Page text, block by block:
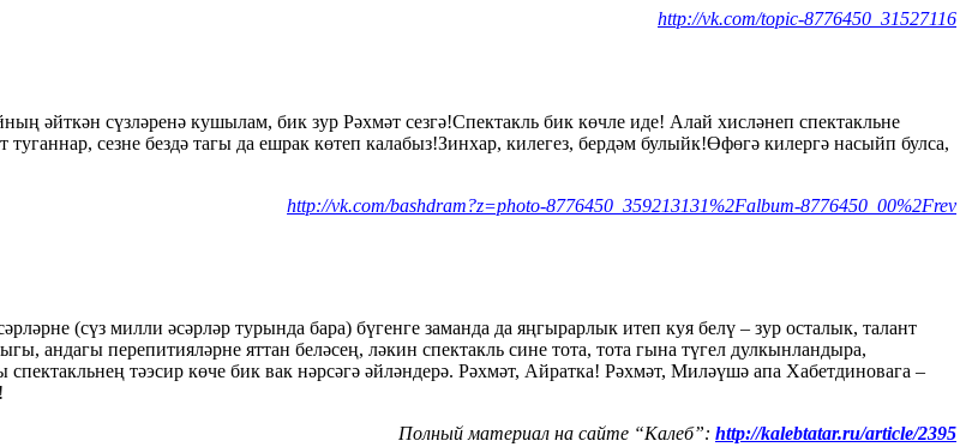
http://vk.com/topic-8776450_31527116
әйткән сүзләренә кушылам, бик зур Рәхмәт сезгә!Спектакль бик көчле иде! Алай хисләнеп спектакльне
сезне бездә тагы да ешрак көтеп калабыз!Зинхар, килегез, бердәм булыйк!Өфөгә килергә насыйп булса,
http://vk.com/bashdram?z=photo-8776450_359213131%2Falbum-8776450_00%2Frev
(сүз милли әсәрләр турында бара) бүгенге заманда да яңгырарлык итеп куя белү – зур осталык, талант
андагы перепитияләрне яттан беләсең, ләкин спектакль сине тота, тота гына түгел дулкынландыра,
тәэсир көче бик вак нәрсәгә әйләндерә. Рәхмәт, Айратка! Рәхмәт, Миләүшә апа Хабетдиновага –
Полный материал на сайте “Калеб”: http://kalebtatar.ru/article/2395